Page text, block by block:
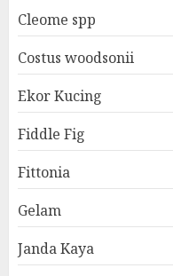
Cleome spp
Costus woodsonii
Ekor Kucing
Fiddle Fig
Fittonia
Gelam
Janda Kaya